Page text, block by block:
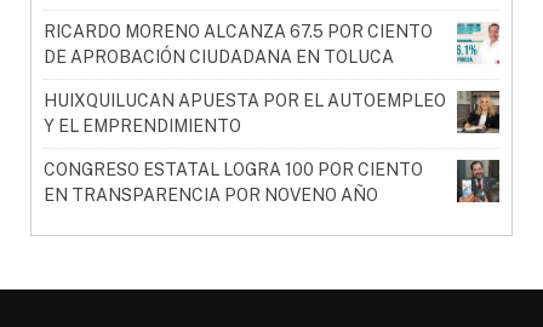
RICARDO MORENO ALCANZA 67.5 POR CIENTO
DE APROBACIÓN CIUDADANA EN TOLUCA
HUIXQUILUCAN APUESTA POR EL AUTOEMPLEO
Y EL EMPRENDIMIENTO
CONGRESO ESTATAL LOGRA 100 POR CIENTO
EN TRANSPARENCIA POR NOVENO AÑO